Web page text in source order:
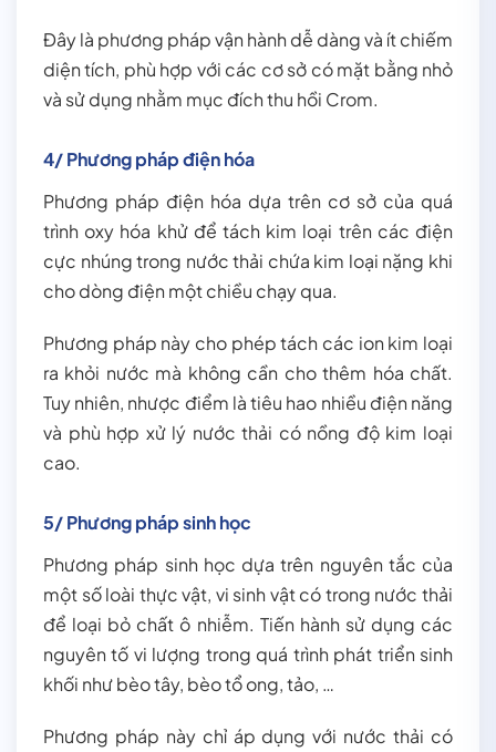
Đây là phương pháp vận hành dễ dàng và ít chiếm
diện tích, phù hợp với các cơ sở có mặt bằng nhỏ
và sử dụng nhằm mục đích thu hồi Crom.
4/ Phương pháp điện hóa
Phương pháp điện hóa dựa trên cơ sở của quá
trình oxy hóa khử để tách kim loại trên các điện
cực nhúng trong nước thải chứa kim loại nặng khi
cho dòng điện một chiều chạy qua.
Phương pháp này cho phép tách các ion kim loại
ra khỏi nước mà không cần cho thêm hóa chất.
Tuy nhiên, nhược điểm là tiêu hao nhiều điện năng
và phù hợp xử lý nước thải có nồng độ kim loại
cao.
5/ Phương pháp sinh học
Phương pháp sinh học dựa trên nguyên tắc của
một số loài thực vật, vi sinh vật có trong nước thải
để loại bỏ chất ô nhiễm. Tiến hành sử dụng các
nguyên tố vi lượng trong quá trình phát triển sinh
khối như bèo tây, bèo tổ ong, tảo, …
Phương pháp này chỉ áp dụng với nước thải có